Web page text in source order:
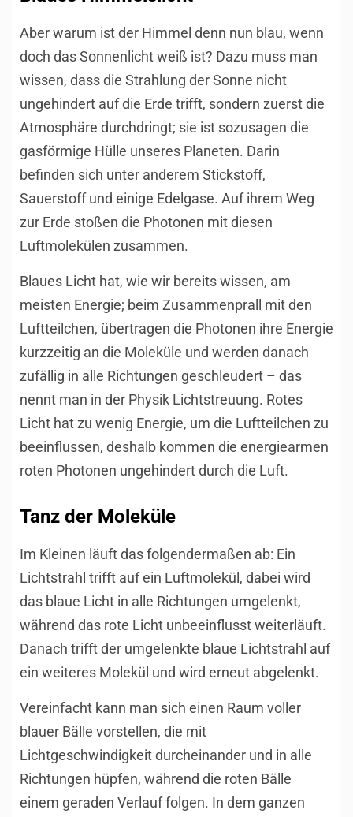
Aber warum ist der Himmel denn nun blau, wenn
doch das Sonnenlicht weiß ist? Dazu muss man
wissen, dass die Strahlung der Sonne nicht
ungehindert auf die Erde trifft, sondern zuerst die
Atmosphäre durchdringt; sie ist sozusagen die
gasförmige Hülle unseres Planeten. Darin
befinden sich unter anderem Stickstoff,
Sauerstoff und einige Edelgase. Auf ihrem Weg
zur Erde stoßen die Photonen mit diesen
Luftmolekülen zusammen.
Blaues Licht hat, wie wir bereits wissen, am
meisten Energie; beim Zusammenprall mit den
Luftteilchen, übertragen die Photonen ihre Energie
kurzzeitig an die Moleküle und werden danach
zufällig in alle Richtungen geschleudert – das
nennt man in der Physik Lichtstreuung. Rotes
Licht hat zu wenig Energie, um die Luftteilchen zu
beeinflussen, deshalb kommen die energiearmen
roten Photonen ungehindert durch die Luft.
Tanz der Moleküle
Im Kleinen läuft das folgendermaßen ab: Ein
Lichtstrahl trifft auf ein Luftmolekül, dabei wird
das blaue Licht in alle Richtungen umgelenkt,
während das rote Licht unbeeinflusst weiterläuft.
Danach trifft der umgelenkte blaue Lichtstrahl auf
ein weiteres Molekül und wird erneut abgelenkt.
Vereinfacht kann man sich einen Raum voller
blauer Bälle vorstellen, die mit
Lichtgeschwindigkeit durcheinander und in alle
Richtungen hüpfen, während die roten Bälle
einem geraden Verlauf folgen. In dem ganzen